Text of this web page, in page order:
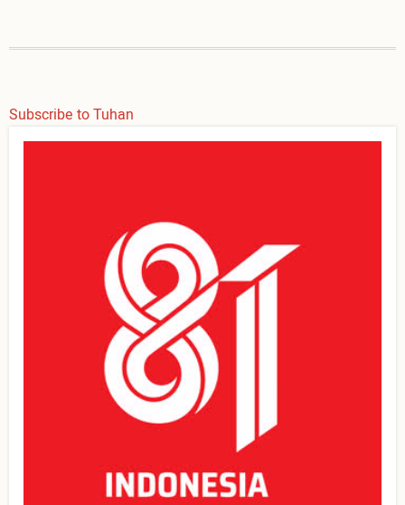
Subscribe to Tuhan